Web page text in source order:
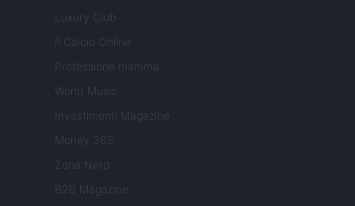
Luxury Club
Il Calcio Online
Professione mamma
World Music
Investimenti Magazine
Money 365
Zona Nerd
B2B Magazine